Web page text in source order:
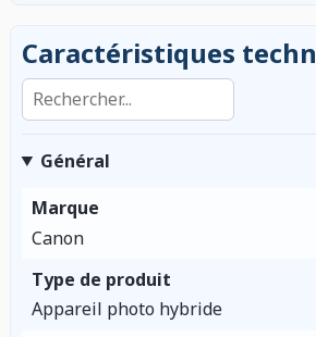
Caractéristiques
Rechercher dans les caractéristiques
Général
Marque
Canon
Type de produit
Appareil photo hybride